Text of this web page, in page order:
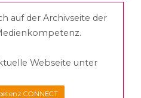
auf der Archivseite der
Webseite unter
CONNECT